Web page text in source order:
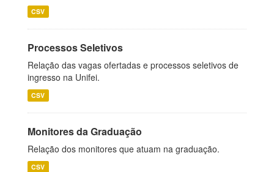
CSV
Processos Seletivos
Relação das vagas ofertadas e processos seletivos de
ingresso na Unifei.
CSV
Monitores da Graduação
Relação dos monitores que atuam na graduação.
CSV